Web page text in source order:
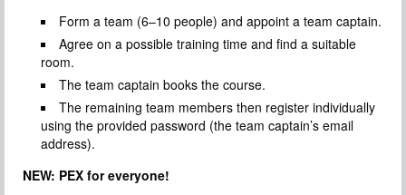
Form a team (6–10 people) and appoint a team captain.
Agree on a possible training time and find a suitable
room.
The team captain books the course.
The remaining team members then register individually
using the provided password (the team captain’s email
address).
NEW: PEX for everyone!